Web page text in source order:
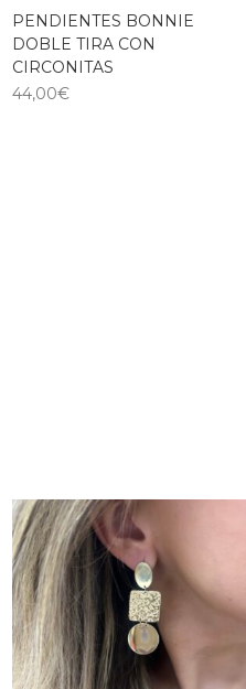
PENDIENTES BONNIE
DOBLE TIRA CON
CIRCONITAS
44,00€